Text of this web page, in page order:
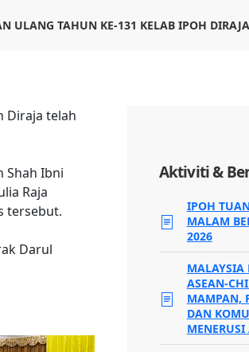
ULANG TAHUN KE-131 KELAB IPOH DIRAJA
Diraja telah
Shah Ibni
Raja
tersebut.
Darul
Aktiviti &
IPOH
MALAM
2026
MALAYSIA
ASEAN-
MAMPAN,
DAN